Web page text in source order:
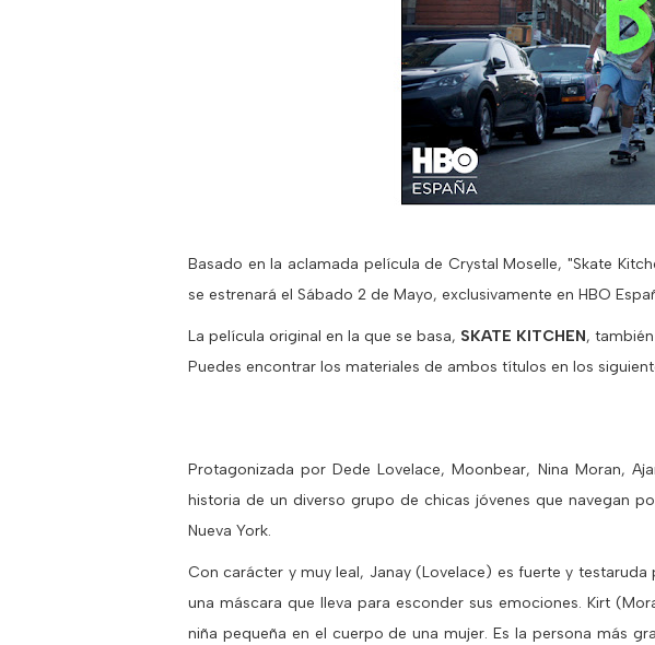
Basado en la aclamada película de Crystal Moselle, "Skate
se estrenará el Sábado 2 de Mayo, exclusivamente en HBO
La película original en la que se basa, SKATE KITCHEN,
Puedes encontrar los materiales de ambos títulos en los
Protagonizada por Dede Lovelace, Moonbear, Nina Moran,
historia de un diverso grupo de chicas jóvenes que navegan
Nueva York.
Con carácter y muy leal, Janay (Lovelace) es fuerte y
una máscara que lleva para esconder sus emociones. Kirt
niña pequeña en el cuerpo de una mujer. Es la persona más